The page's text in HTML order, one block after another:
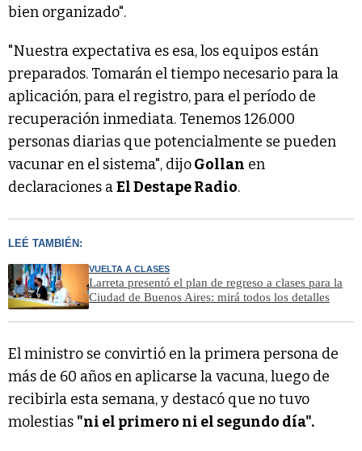
bien organizado".
"Nuestra expectativa es esa, los equipos están
preparados. Tomarán el tiempo necesario para la
aplicación, para el registro, para el período de
recuperación inmediata. Tenemos 126.000
personas diarias que potencialmente se pueden
vacunar en el sistema", dijoGollan en
declaraciones aEl Destape Radio.
LEÉ TAMBIÉN:
VUELTA A CLASES
Larreta presentó el plan de regreso a clases para la
Ciudad de Buenos Aires: mirá todos los detalles
El ministro se convirtió en la primera persona de
más de 60 años en aplicarse la vacuna, luego de
recibirla esta semana, y destacó que no tuvo
molestias "ni el primero ni el segundo día".